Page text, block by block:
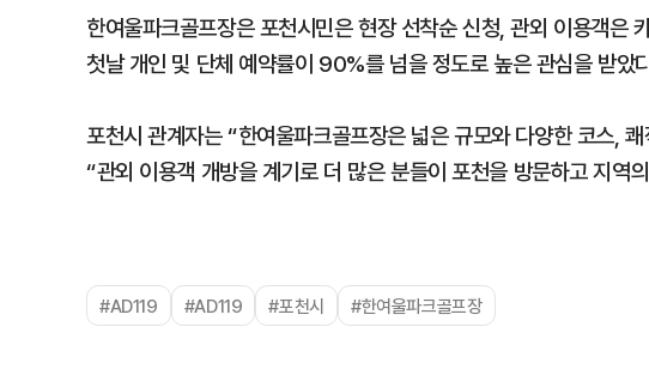
한여울파크골프장은 포천시민은 현장 선착순 신청, 관외 이용객은
첫날 개인 및 단체 예약률이 90%를 넘을 정도로 높은 관심을 받았
포천시 관계자는 “한여울파크골프장은 넓은 규모와 다양한 코스,
“관외 이용객 개방을 계기로 더 많은 분들이 포천을 방문하고 지역
#AD119 #AD119 #포천시 #한여울파크골프장